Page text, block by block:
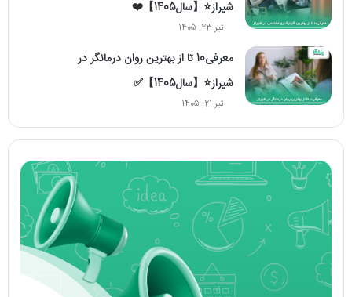
شیراز⭐【سال1405】❤️
تیر 23, 1405
معرفی10 تا از بهترین روان درمانگر در
شیراز⭐【سال1405】✅
تیر 21, 1405